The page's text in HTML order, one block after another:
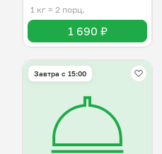
лапшой
1 кг ≈ 2 порц.
1 690 ₽
Завтра c 15:00